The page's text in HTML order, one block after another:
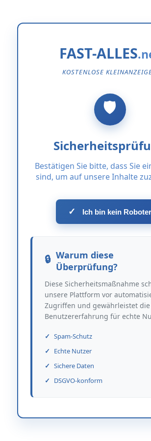
FAST-ALLES
KOSTENLOSE
Bestätigen Sie bitte, dass Sie
sind, um auf unsere Inhalte
✓ Ich bin kein Roboter
Warum diese
Überprüfung?
Diese Sicherheitsmaßnahme
unsere Plattform vor
Zugriffen und gewährleistet
Benutzererfahrung für echte
Spam-Schutz
Echte Nutzer
Sichere Daten
DSGVO-konform